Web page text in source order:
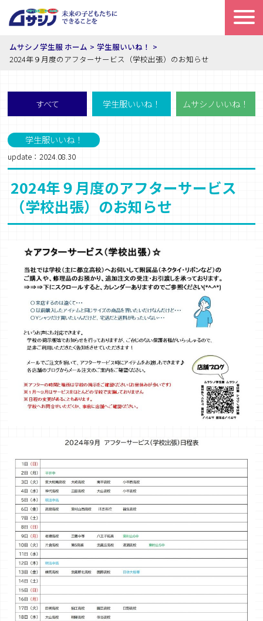
ムサシノ学生服 ホーム
学生服いいね！
2024年９月度のアフターサービス（学校出張）のお知らせ
すべて 学生服いいね！ ムサシノいいね！
学生服いいね！
update：2024.08.30
2024年９月度のアフターサービス
（学校出張）のお知らせ